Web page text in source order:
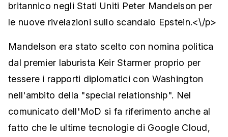
britannico negli Stati Uniti Peter Mandelson per
le nuove rivelazioni sullo scandalo Epstein.<\/p>
Mandelson era stato scelto con nomina politica
dal premier laburista Keir Starmer proprio per
tessere i rapporti diplomatici con Washington
nell'ambito della "special relationship". Nel
comunicato dell'MoD si fa riferimento anche al
fatto che le ultime tecnologie di Google Cloud,